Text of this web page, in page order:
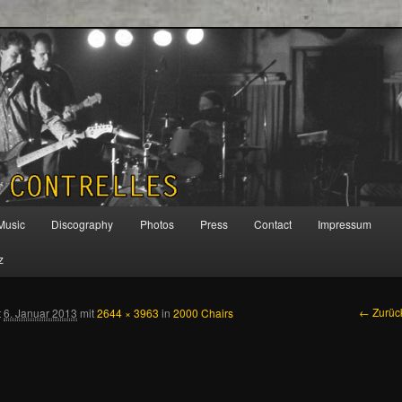
wechselnInhalt wechseln
Discography Photos Press Contact Impressum
Bilder-
←
6. Januar 2013 mit2644 × 3963 in2000 Chairs